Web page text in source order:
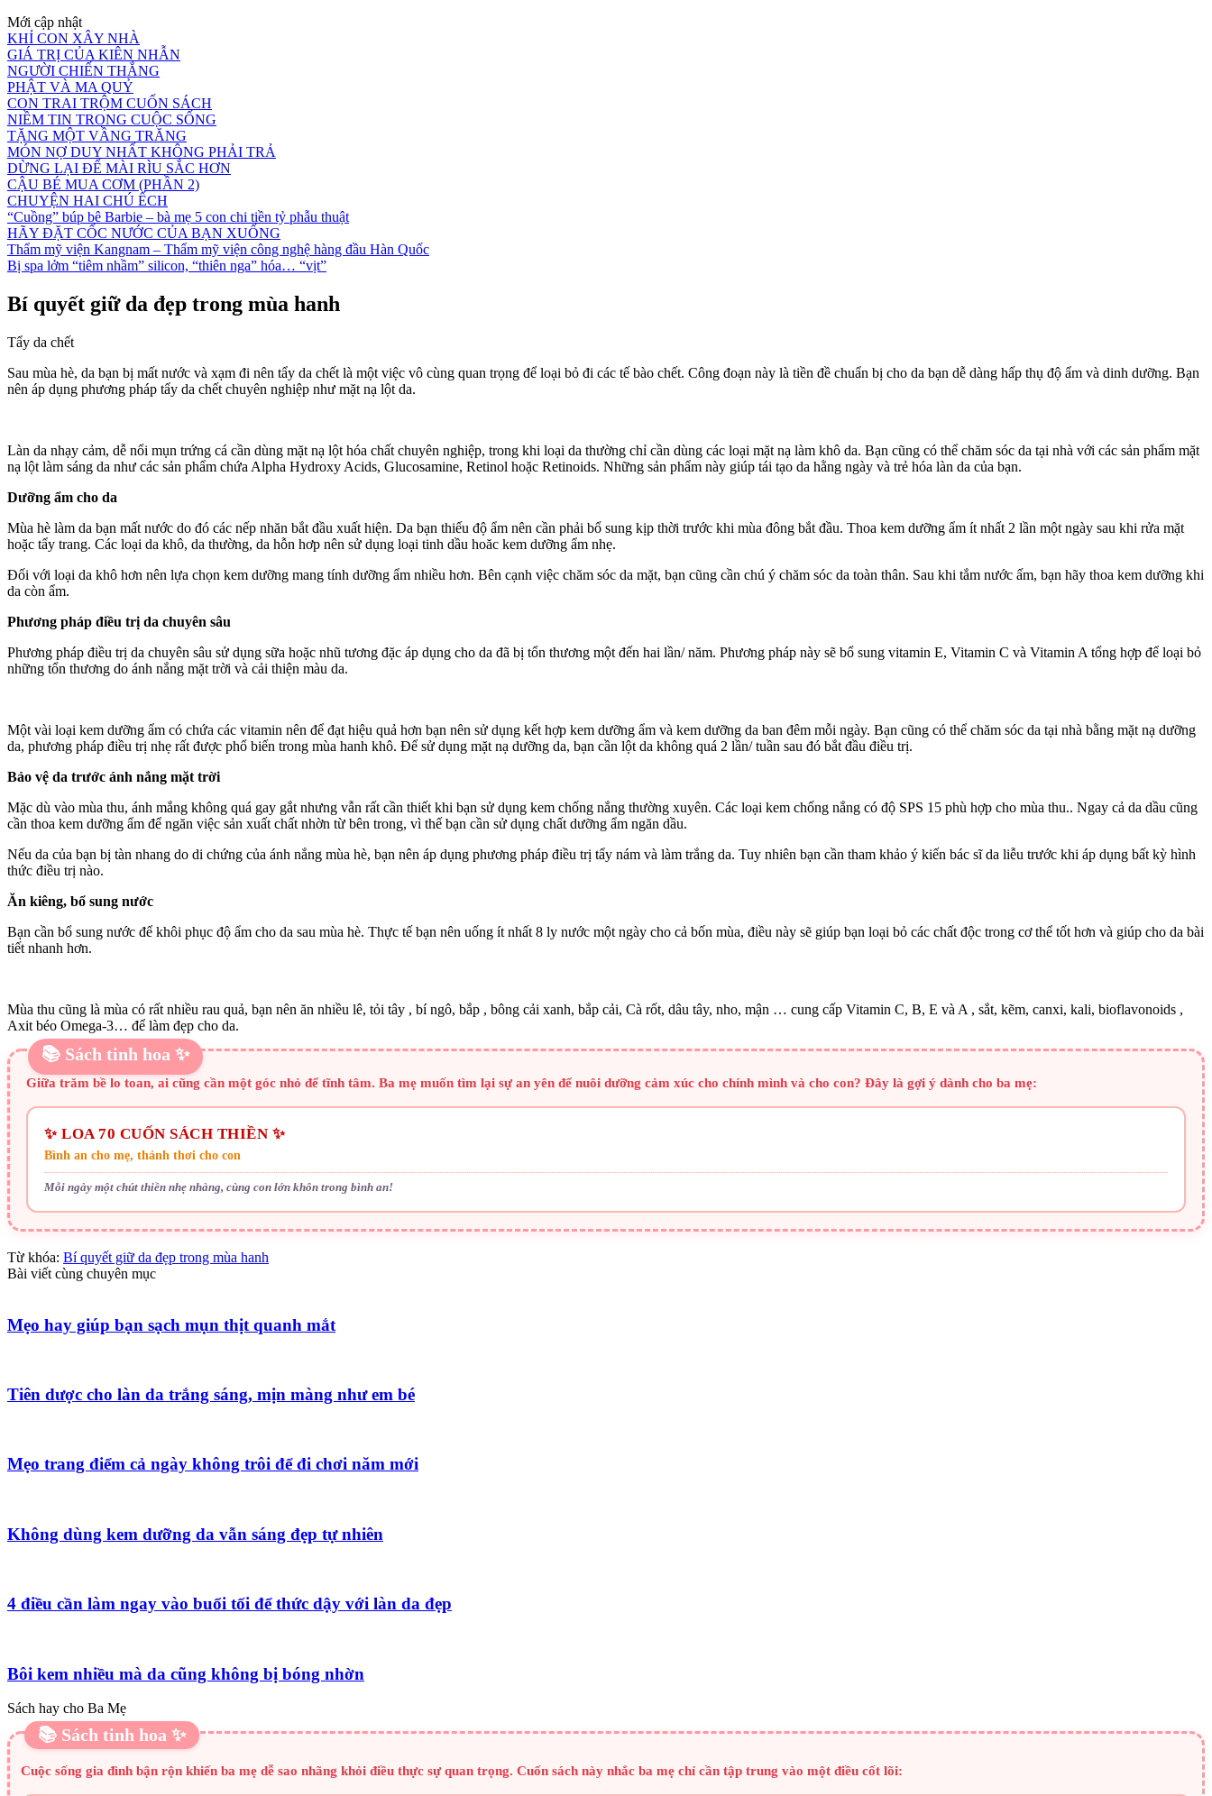
Mới cập nhật
KHỈ CON XÂY NHÀ
GIÁ TRỊ CỦA KIÊN NHẪN
NGƯỜI CHIẾN THẮNG
PHẬT VÀ MA QUỶ
CON TRAI TRỘM CUỐN SÁCH
NIỀM TIN TRONG CUỘC SỐNG
TẶNG MỘT VẦNG TRĂNG
MÓN NỢ DUY NHẤT KHÔNG PHẢI TRẢ
DỪNG LẠI ĐỂ MÀI RÌU SẮC HƠN
CẬU BÉ MUA CƠM (PHẦN 2)
CHUYỆN HAI CHÚ ẾCH
“Cuồng” búp bê Barbie – bà mẹ 5 con chi tiền tỷ phẫu thuật
HÃY ĐẶT CỐC NƯỚC CỦA BẠN XUỐNG
Thẩm mỹ viện Kangnam – Thẩm mỹ viện công nghệ hàng đầu Hàn Quốc
Bị spa lởm “tiêm nhầm” silicon, “thiên nga” hóa… “vịt”
Bí quyết giữ da đẹp trong mùa hanh
Tẩy da chết
Sau mùa hè, da bạn bị mất nước và xạm đi nên tẩy da chết là một việc vô cùng quan trọng để loại bỏ đi các tế bào chết. Công đoạn này là tiền đề chuẩn bị cho da bạn dễ dàng hấp thụ độ ẩm và dinh dưỡng. Bạn
nên áp dụng phương pháp tẩy da chết chuyên nghiệp như mặt nạ lột da.
Làn da nhạy cảm, dễ nổi mụn trứng cá cần dùng mặt nạ lột hóa chất chuyên nghiệp, trong khi loại da thường chỉ cần dùng các loại mặt nạ làm khô da. Bạn cũng có thể chăm sóc da tại nhà với các sản phẩm mặt
nạ lột làm sáng da như các sản phẩm chứa Alpha Hydroxy Acids, Glucosamine, Retinol hoặc Retinoids. Những sản phẩm này giúp tái tạo da hằng ngày và trẻ hóa làn da của bạn.
Dưỡng ẩm cho da
Mùa hè làm da bạn mất nước do đó các nếp nhăn bắt đầu xuất hiện. Da bạn thiếu độ ẩm nên cần phải bổ sung kịp thời trước khi mùa đông bắt đầu. Thoa kem dưỡng ẩm ít nhất 2 lần một ngày sau khi rửa mặt
hoặc tẩy trang. Các loại da khô, da thường, da hỗn hơp nên sử dụng loại tinh dầu hoăc kem dưỡng ẩm nhẹ.
Đối với loại da khô hơn nên lựa chọn kem dưỡng mang tính dưỡng ẩm nhiều hơn. Bên cạnh việc chăm sóc da mặt, bạn cũng cần chú ý chăm sóc da toàn thân. Sau khi tắm nước ấm, bạn hãy thoa kem dưỡng khi
da còn ẩm.
Phương pháp điều trị da chuyên sâu
Phương pháp điều trị da chuyên sâu sử dụng sữa hoặc nhũ tương đặc áp dụng cho da đã bị tổn thương một đến hai lần/ năm. Phương pháp này sẽ bổ sung vitamin E, Vitamin C và Vitamin A tổng hợp để loại bỏ
những tổn thương do ánh nắng mặt trời và cải thiện màu da.
Một vài loại kem dưỡng ẩm có chứa các vitamin nên để đạt hiệu quả hơn bạn nên sử dụng kết hợp kem dưỡng ẩm và kem dưỡng da ban đêm mỗi ngày. Bạn cũng có thể chăm sóc da tại nhà bằng mặt nạ dưỡng
da, phương pháp điều trị nhẹ rất được phổ biến trong mùa hanh khô. Để sử dụng mặt nạ dưỡng da, bạn cần lột da không quá 2 lần/ tuần sau đó bắt đầu điều trị.
Bảo vệ da trước ánh nắng mặt trời
Mặc dù vào mùa thu, ánh mắng không quá gay gắt nhưng vẫn rất cần thiết khi bạn sử dụng kem chống nắng thường xuyên. Các loại kem chống nắng có độ SPS 15 phù hợp cho mùa thu.. Ngay cả da dầu cũng
cần thoa kem dưỡng ẩm để ngăn việc sản xuất chất nhờn từ bên trong, vì thế bạn cần sử dụng chất dưỡng ẩm ngăn dầu.
Nếu da của bạn bị tàn nhang do di chứng của ánh nắng mùa hè, bạn nên áp dụng phương pháp điều trị tẩy nám và làm trắng da. Tuy nhiên bạn cần tham khảo ý kiến bác sĩ da liễu trước khi áp dụng bất kỳ hình
thức điều trị nào.
Ăn kiêng, bổ sung nước
Bạn cần bổ sung nước để khôi phục độ ẩm cho da sau mùa hè. Thực tế bạn nên uống ít nhất 8 ly nước một ngày cho cả bốn mùa, điều này sẽ giúp bạn loại bỏ các chất độc trong cơ thể tốt hơn và giúp cho da bài
tiết nhanh hơn.
Mùa thu cũng là mùa có rất nhiều rau quả, bạn nên ăn nhiều lê, tỏi tây , bí ngô, bắp , bông cải xanh, bắp cải, Cà rốt, dâu tây, nho, mận … cung cấp Vitamin C, B, E và A , sắt, kẽm, canxi, kali, bioflavonoids ,
Axit béo Omega-3… để làm đẹp cho da.
📚 Sách tinh hoa ✨
Giữa trăm bề lo toan, ai cũng cần một góc nhỏ để tĩnh tâm. Ba mẹ muốn tìm lại sự an yên để nuôi dưỡng cảm xúc cho chính mình và cho con? Đây là gợi ý dành cho ba mẹ:
✨ LOA 70 CUỐN SÁCH THIỀN ✨
Bình an cho mẹ, thảnh thơi cho con
Mỗi ngày một chút thiền nhẹ nhàng, cùng con lớn khôn trong bình an!
Từ khóa: Bí quyết giữ da đẹp trong mùa hanh
Bài viết cùng chuyên mục
Mẹo hay giúp bạn sạch mụn thịt quanh mắt
Tiên dược cho làn da trắng sáng, mịn màng như em bé
Mẹo trang điểm cả ngày không trôi để đi chơi năm mới
Không dùng kem dưỡng da vẫn sáng đẹp tự nhiên
4 điều cần làm ngay vào buổi tối để thức dậy với làn da đẹp
Bôi kem nhiều mà da cũng không bị bóng nhờn
Sách hay cho Ba Mẹ
📚 Sách tinh hoa ✨
Cuộc sống gia đình bận rộn khiến ba mẹ dễ sao nhãng khỏi điều thực sự quan trọng. Cuốn sách này nhắc ba mẹ chỉ cần tập trung vào một điều cốt lõi: